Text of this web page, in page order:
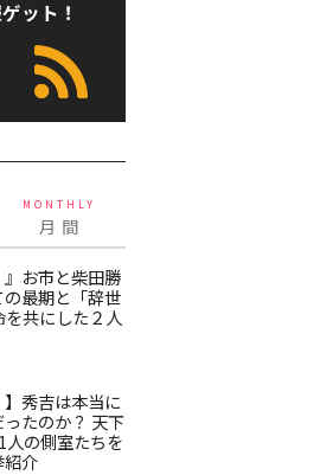
ット！
MONTHLY
月 間
』お市と柴田勝
最期と「辞世
共にした２人
】秀吉は本当に
ったのか？ 天下
人の側室たちを
紹介